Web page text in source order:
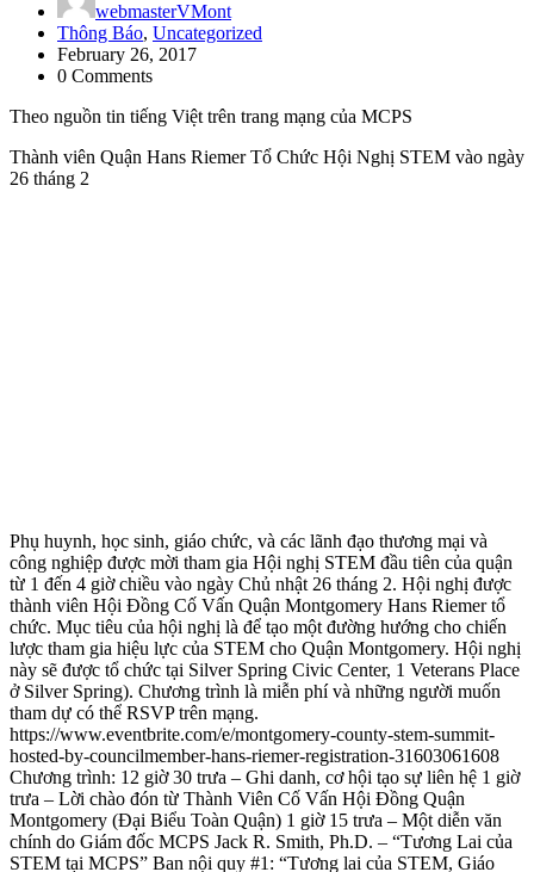
webmasterVMont
Thông Báo, Uncategorized
February 26, 2017
0 Comments
Theo nguồn tin tiếng Việt trên trang mạng của MCPS
Thành viên Quận Hans Riemer Tổ Chức Hội Nghị STEM vào ngày
26 tháng 2
Phụ huynh, học sinh, giáo chức, và các lãnh đạo thương mại và
công nghiệp được mời tham gia Hội nghị STEM đầu tiên của quận
từ 1 đến 4 giờ chiều vào ngày Chủ nhật 26 tháng 2. Hội nghị được
thành viên Hội Đồng Cố Vấn Quận Montgomery Hans Riemer tổ
chức. Mục tiêu của hội nghị là để tạo một đường hướng cho chiến
lược tham gia hiệu lực của STEM cho Quận Montgomery. Hội nghị
này sẽ được tổ chức tại Silver Spring Civic Center, 1 Veterans Place
ở Silver Spring). Chương trình là miễn phí và những người muốn
tham dự có thể RSVP trên mạng.
https://www.eventbrite.com/e/montgomery-county-stem-summit-
hosted-by-councilmember-hans-riemer-registration-31603061608
Chương trình: 12 giờ 30 trưa – Ghi danh, cơ hội tạo sự liên hệ 1 giờ
trưa – Lời chào đón từ Thành Viên Cố Vấn Hội Đồng Quận
Montgomery (Đại Biểu Toàn Quận) 1 giờ 15 trưa – Một diễn văn
chính do Giám đốc MCPS Jack R. Smith, Ph.D. – “Tương Lai của
STEM tại MCPS” Ban nội quy #1: “Tương lai của STEM, Giáo